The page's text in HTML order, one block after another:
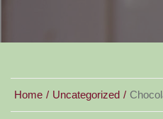
Home Uncategorized